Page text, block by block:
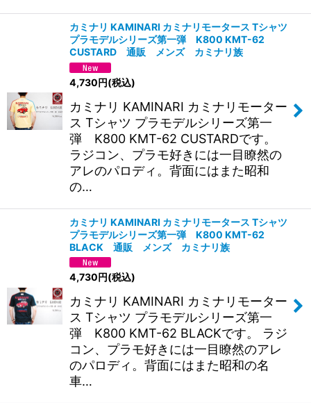
カミナリ KAMINARI カミナリモータース Tシャツ
プラモデルシリーズ第一弾 K800 KMT-62
CUSTARD 通販 メンズ カミナリ族
4,730円(税込)
カミナリ KAMINARI カミナリモーター
ス Tシャツ プラモデルシリーズ第一
弾 K800 KMT-62 CUSTARDです。
ラジコン、プラモ好きには一目瞭然の
アレのパロディ。背面にはまた昭和
の…
カミナリ KAMINARI カミナリモータース Tシャツ
プラモデルシリーズ第一弾 K800 KMT-62
BLACK 通販 メンズ カミナリ族
4,730円(税込)
カミナリ KAMINARI カミナリモーター
ス Tシャツ プラモデルシリーズ第一
弾 K800 KMT-62 BLACKです。 ラジ
コン、プラモ好きには一目瞭然のアレ
のパロディ。背面にはまた昭和の名
車…